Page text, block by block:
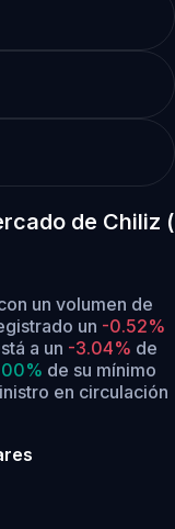
de Chiliz (
un volumen de
un -0.52%
a un -3.04% de
de su mínimo
en circulación